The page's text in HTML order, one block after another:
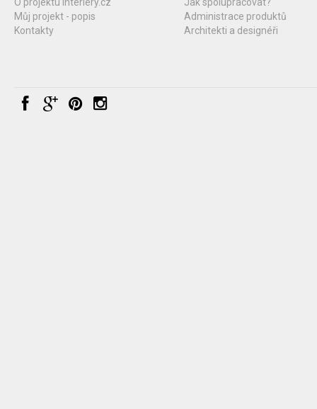
O projektu interiery.cz
Můj projekt - popis
Kontakty
Jak spolupracovat?
Administrace produktů
Architekti a designéři